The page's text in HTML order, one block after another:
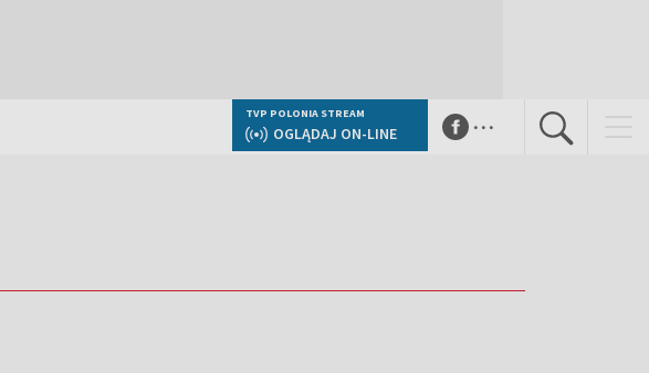
TVP POLONIA STREAM
OGLĄDAJ ON-LINE ...